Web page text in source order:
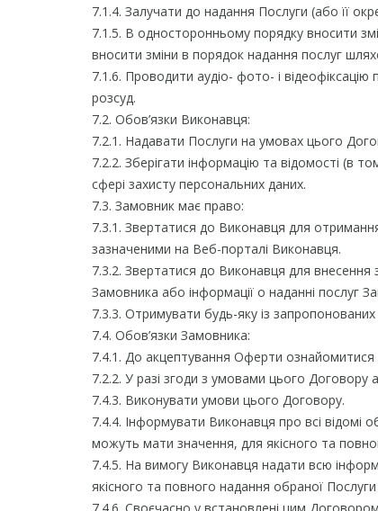
7.1.4. Залучати до надання Послуги (або її
7.1.5. В односторонньому порядку вносити
вносити зміни в порядок надання послуг
7.1.6. Проводити аудіо- фото- і
розсуд.
7.2. Обов’язки Виконавця:
7.2.1. Надавати Послуги на умовах цього
7.2.2. Зберігати інформацію та відомості (в
сфері захисту персональних даних.
7.3. Замовник має право:
7.3.1. Звертатися до Виконавця для
зазначеними на Веб-порталі Виконавця.
7.3.2. Звертатися до Виконавця для внесення
Замовника або інформації о наданні
7.3.3. Отримувати будь-яку із
7.4. Обов’язки Замовника:
7.4.1. До акцептування Оферти ознайомитися
7.2.2. У разі згоди з умовами цього
7.4.3. Виконувати умови цього Договору.
7.4.4. Інформувати Виконавця про всі відомі
можуть мати значення, для якісного та
7.4.5. На вимогу Виконавця надати всю
якісного та повного надання обраної